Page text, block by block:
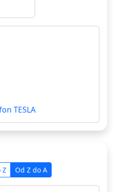
TESLA
Z Od Z do A